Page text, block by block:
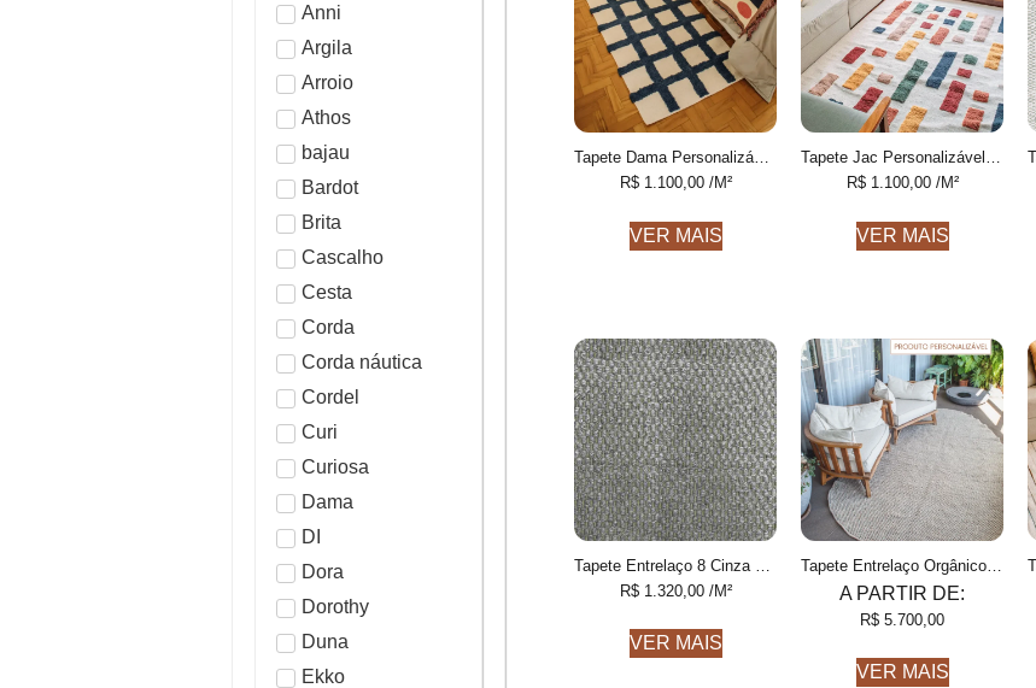
Anni
Argila
Arroio
Athos
bajau
Bardot
Brita
Cascalho
Cesta
Corda
Corda náutica
Cordel
Curi
Curiosa
Dama
DI
Dora
Dorothy
Duna
Ekko
Tapete Dama Personalizável Xadrez feito à mão, 100% algodão reciclado
R$1.100,00/M²
VER MAIS
Tapete Jac Personalizável Geométrico colorido feito à mão
R$1.100,00/M²
VER MAIS
R$1.320,00/M²
VER MAIS
A PARTIR DE:
R$ 5.700,00
VER MAIS